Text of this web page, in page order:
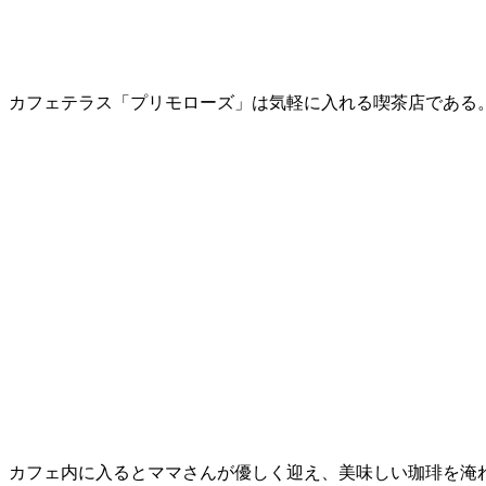
カフェテラス「プリモローズ」は気軽に入れる喫茶店である。
カフェ内に入るとママさんが優しく迎え、美味しい珈琲を淹